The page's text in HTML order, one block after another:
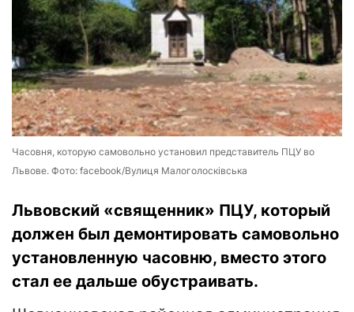
Часовня, которую самовольно установил представитель ПЦУ во
Львове. Фото: facebook/Вулиця Малоголосківська
Львовский «священник» ПЦУ, который
должен был демонтировать самовольно
установленную часовню, вместо этого
стал ее дальше обустраивать.